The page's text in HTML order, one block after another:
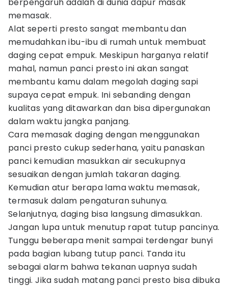
memasak.
Alat seperti presto sangat membantu dan
memudahkan ibu-ibu di rumah untuk membuat
daging cepat empuk. Meskipun harganya relatif
mahal, namun panci presto ini akan sangat
membantu kamu dalam megolah daging sapi
supaya cepat empuk. Ini sebanding dengan
kualitas yang ditawarkan dan bisa dipergunakan
dalam waktu jangka panjang.
Cara memasak daging dengan menggunakan
panci presto cukup sederhana, yaitu panaskan
panci kemudian masukkan air secukupnya
sesuaikan dengan jumlah takaran daging.
Kemudian atur berapa lama waktu memasak,
termasuk dalam pengaturan suhunya.
Selanjutnya, daging bisa langsung dimasukkan.
Jangan lupa untuk menutup rapat tutup pancinya.
Tunggu beberapa menit sampai terdengar bunyi
pada bagian lubang tutup panci. Tanda itu
sebagai alarm bahwa tekanan uapnya sudah
tinggi. Jika sudah matang panci presto bisa dibuka